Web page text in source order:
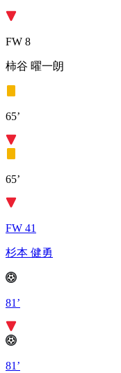
FW 8
柿谷 曜一朗
65’
65’
FW 41
杉本 健勇
81’
81’